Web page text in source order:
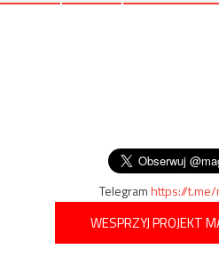
Telegramhttps://t.me/
WESPRZYJ PROJEKT